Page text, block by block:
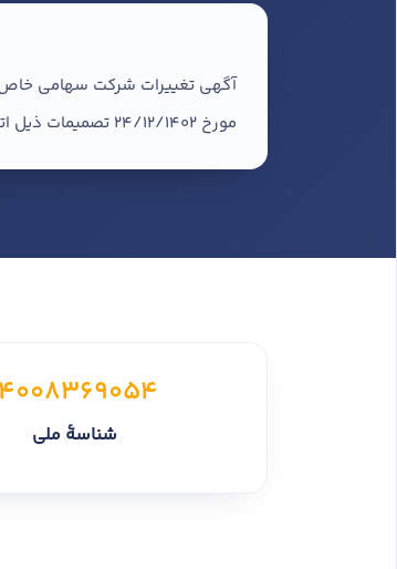
مورخ 24/12/1402 تصمیمات ذیل اتخاذ شد: خانم سکینه پرموز به
شناسهٔ ملی